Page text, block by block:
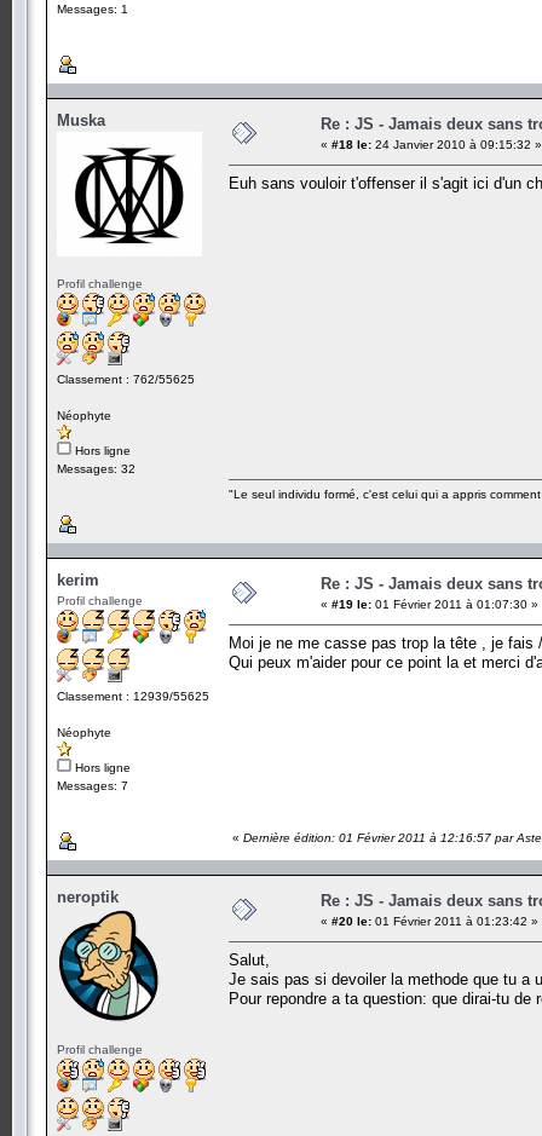
Messages: 1
Muska
Profil challenge
Classement : 762/55625
Néophyte
Hors ligne
Messages: 32
Re : JS - Jamais deux sans
« #18 le: 24 Janvier 2010 à 09:15:32 »
Euh sans vouloir t'offenser il s'agit ici d'un
"Le seul individu formé, c'est celui qui a appris
kerim
Profil challenge
Classement : 12939/55625
Néophyte
Hors ligne
Messages: 7
Re : JS - Jamais deux sans
« #19 le: 01 Février 2011 à 01:07:30 »
Moi je ne me casse pas trop la tête , je
Qui peux m'aider pour ce point la et merci
« Dernière édition: 01 Février 2011 à 12:16:57 par
neroptik
Profil challenge
Re : JS - Jamais deux sans
« #20 le: 01 Février 2011 à 01:23:42 »
Salut,
Je sais pas si devoiler la methode que tu a
Pour repondre a ta question: que dirai-tu de